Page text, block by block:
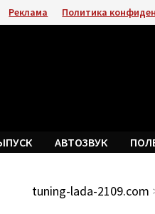
Реклама Политика
АВТОЗВУК
tuning-lada-2109.com